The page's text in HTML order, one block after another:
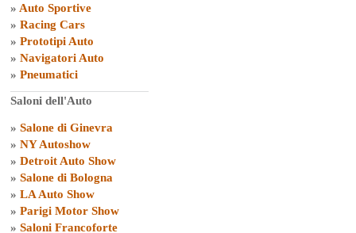
» Auto Sportive
» Racing Cars
» Prototipi Auto
» Navigatori Auto
» Pneumatici
Saloni dell'Auto
» Salone di Ginevra
» NY Autoshow
» Detroit Auto Show
» Salone di Bologna
» LA Auto Show
» Parigi Motor Show
» Saloni Francoforte